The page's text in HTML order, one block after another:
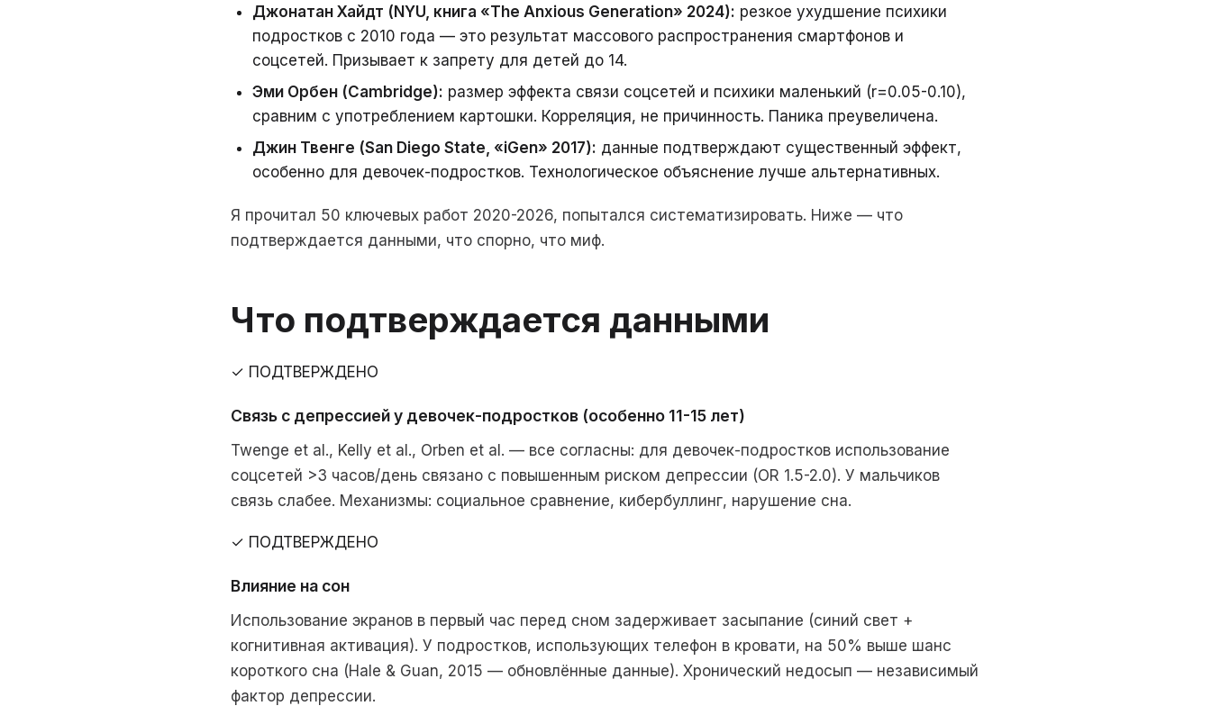
Джонатан Хайдт (NYU, книга «The Anxious Generation» 2024): резкое ухудшение психики
подростков с 2010 года — это результат массового распространения смартфонов и
соцсетей. Призывает к запрету для детей до 14.
Эми Орбен (Cambridge): размер эффекта связи соцсетей и психики маленький (r=0.05-0.10),
сравним с употреблением картошки. Корреляция, не причинность. Паника преувеличена.
Джин Твенге (San Diego State, «iGen» 2017): данные подтверждают существенный эффект,
особенно для девочек-подростков. Технологическое объяснение лучше альтернативных.
Я прочитал 50 ключевых работ 2020-2026, попытался систематизировать. Ниже — что
подтверждается данными, что спорно, что миф.
Что подтверждается данными
✓ ПОДТВЕРЖДЕНО
Связь с депрессией у девочек-подростков (особенно 11-15 лет)
Twenge et al., Kelly et al., Orben et al. — все согласны: для девочек-подростков использование
соцсетей >3 часов/день связано с повышенным риском депрессии (OR 1.5-2.0). У мальчиков
связь слабее. Механизмы: социальное сравнение, кибербуллинг, нарушение сна.
✓ ПОДТВЕРЖДЕНО
Влияние на сон
Использование экранов в первый час перед сном задерживает засыпание (синий свет +
когнитивная активация). У подростков, использующих телефон в кровати, на 50% выше шанс
короткого сна (Hale & Guan, 2015 — обновлённые данные). Хронический недосып — независимый
фактор депрессии.